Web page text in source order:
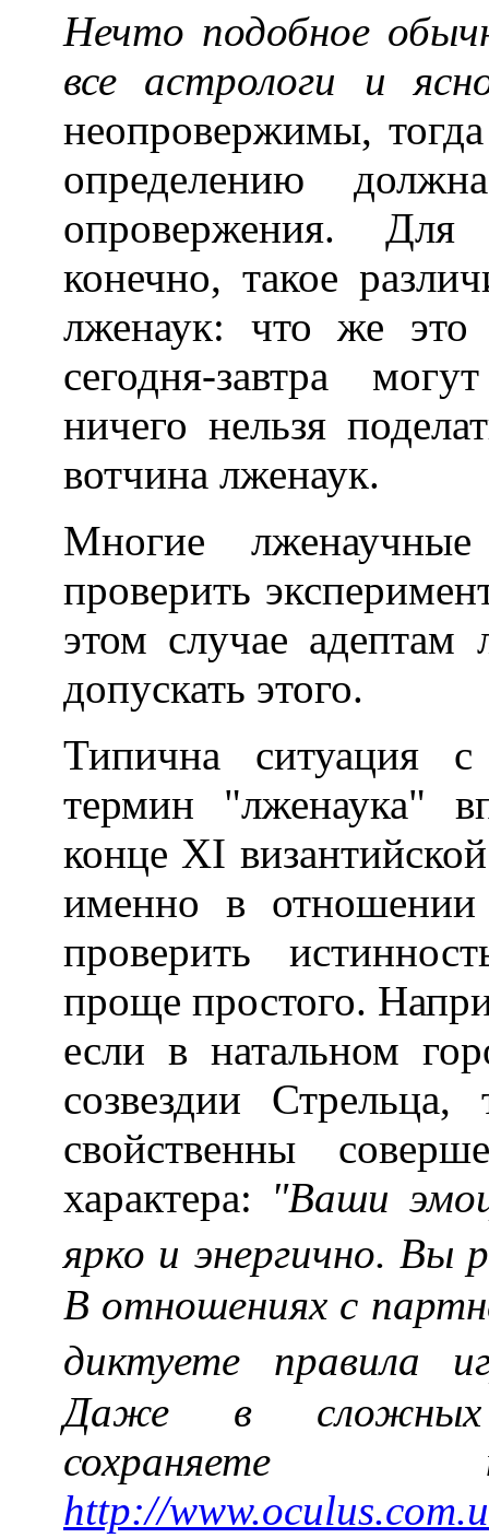
Нечто подобное
все астрологи и
неопровержимы,
определению
опровержения. Для
конечно, такое
лженаук: что же это
сегодня-завтра
ничего нельзя
вотчина лженаук.
Многие
проверить
этом случае адептам
допускать этого.
Типична ситуация с
термин "лженаука"
конце XI
именно в отношении
проверить
проще простого.
если в натальном
созвездии
свойственны
характера: "Ваши
ярко и энергично.
В отношениях с
диктуете правила
Даже в сложных
сохраняете
http://